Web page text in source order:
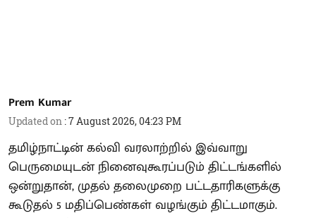
Prem Kumar
Updated on :7 August 2026, 04:23 PM
தமிழ்நாட்டின் கல்வி வரலாற்றில் இவ்வாறு
பெருமையுடன் நினைவுகூரப்படும் திட்டங்களில்
ஒன்றுதான், முதல் தலைமுறை பட்டதாரிகளுக்கு
கூடுதல் 5 மதிப்பெண்கள் வழங்கும் திட்டமாகும்.